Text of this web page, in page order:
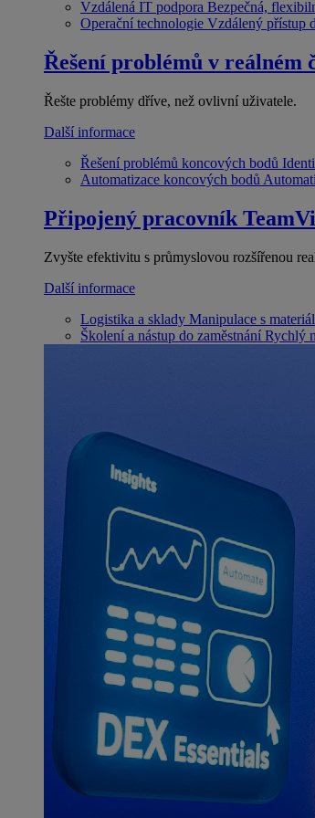
Vzdálená IT podpora Bezpečná,
Operační technologie Vzdálený přístup
Řešení problémů v reálném
Řešte problémy dříve, než ovlivní uživatele.
Další informace
Řešení problémů koncových bodů
Automatizace koncových bodů
Připojený pracovník
Zvyšte efektivitu s průmyslovou rozšířenou
Další informace
Logistika a sklady Manipulace s
Školení a nástup do zaměstnání Rychlý